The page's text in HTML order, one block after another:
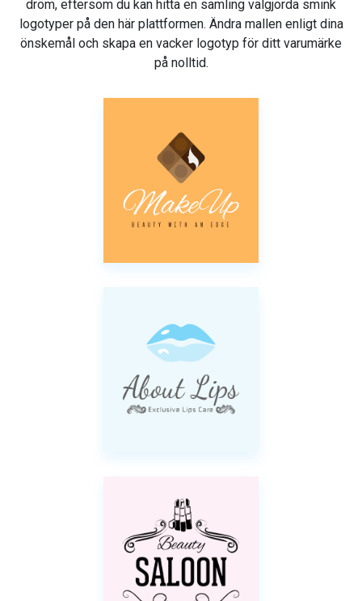
dröm, eftersom du kan hitta en samling välgjorda smink
logotyper på den här plattformen. Ändra mallen enligt dina
önskemål och skapa en vacker logotyp för ditt varumärke
på nolltid.